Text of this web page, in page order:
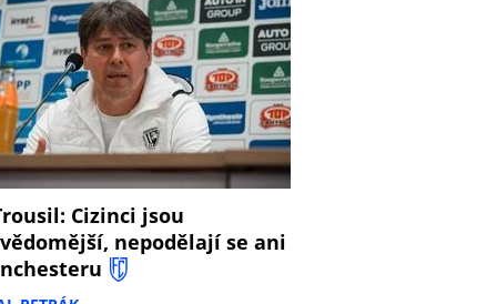
Cizinci jsou
nepodělají se ani